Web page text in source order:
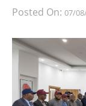
Posted On: 07/